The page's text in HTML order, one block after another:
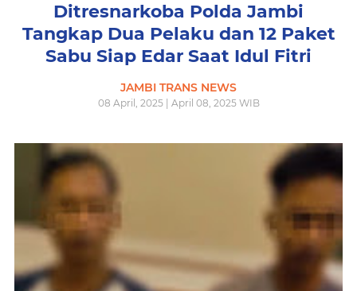
Ditresnarkoba Polda Jambi
Tangkap Dua Pelaku dan 12 Paket
Sabu Siap Edar Saat Idul Fitri
JAMBI TRANS NEWS
08 April, 2025 | April 08, 2025 WIB